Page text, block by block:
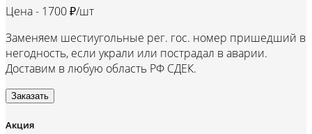
Цена - 1700 ₽/шт
Заменяем шестиугольные рег. гос. номер пришедший в
негодность, если украли или пострадал в аварии.
Доставим в любую область РФ СДЕК.
Заказать
Акция